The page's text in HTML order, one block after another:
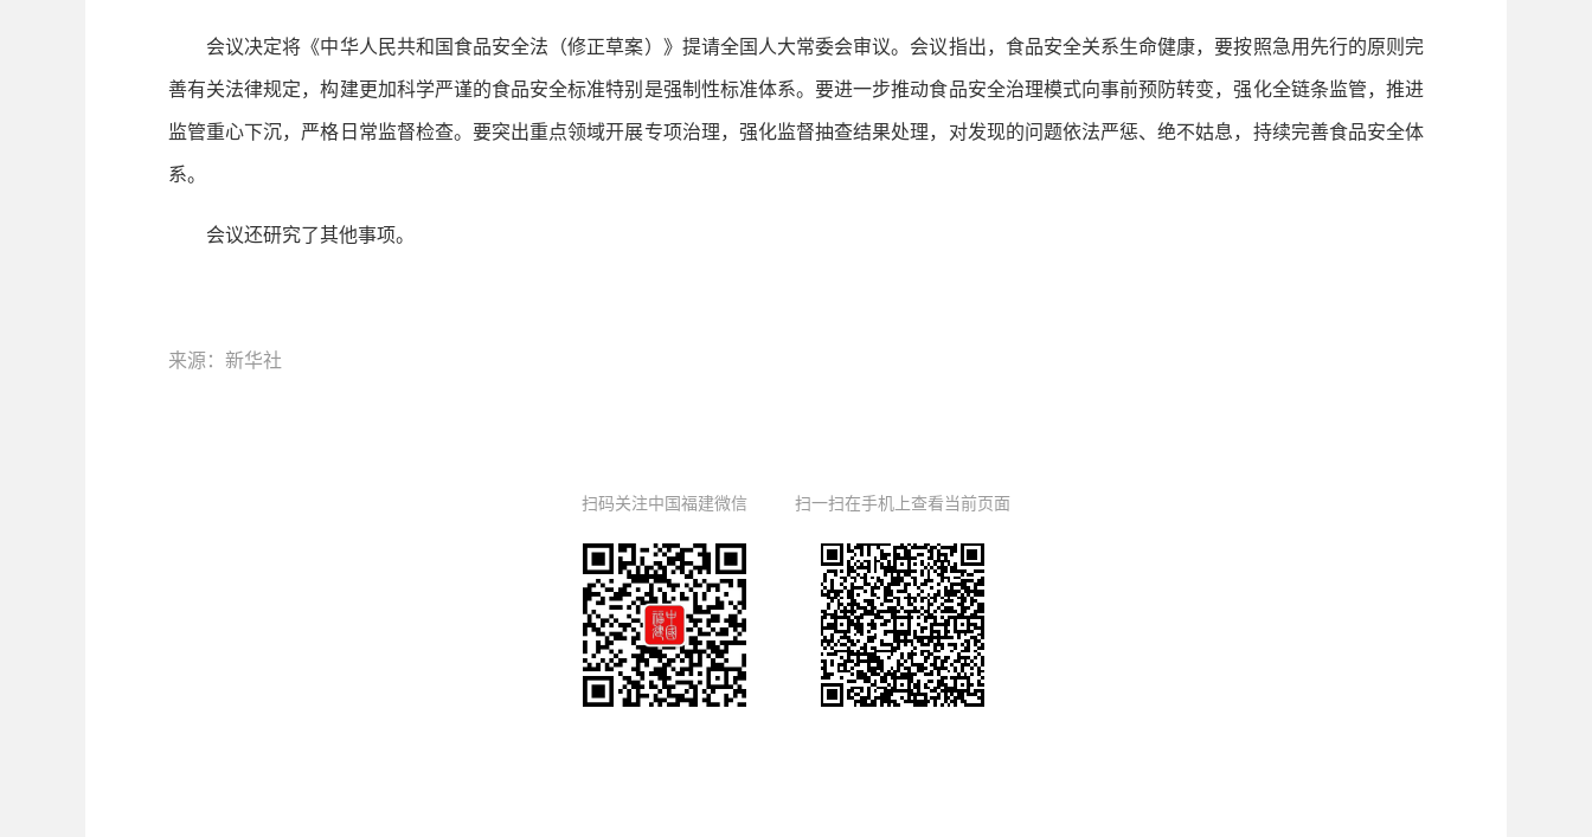
会议决定将《中华人民共和国食品安全法（修正草案）》提请全国人大常委会审议。会议指出，食品安全关系生命健康，要按照急用先行的原则完
善有关法律规定，构建更加科学严谨的食品安全标准特别是强制性标准体系。要进一步推动食品安全治理模式向事前预防转变，强化全链条监管，推进
监管重心下沉，严格日常监督检查。要突出重点领域开展专项治理，强化监督抽查结果处理，对发现的问题依法严惩、绝不姑息，持续完善食品安全体
系。
会议还研究了其他事项。
来源：新华社
扫码关注中国福建微信 扫一扫在手机上查看当前页面